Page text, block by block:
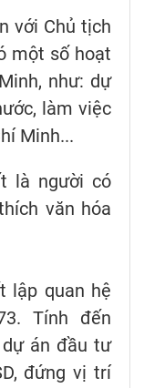
với Chủ tịch
một số hoạt
như: dự
làm việc
Minh...
là người có
văn hóa
lập quan hệ
Tính đến
án đầu tư
đứng vị trí